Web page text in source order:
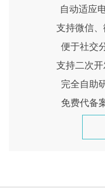
自动适应
支持微信
便于社交
支持二次
完全自助
免费代备